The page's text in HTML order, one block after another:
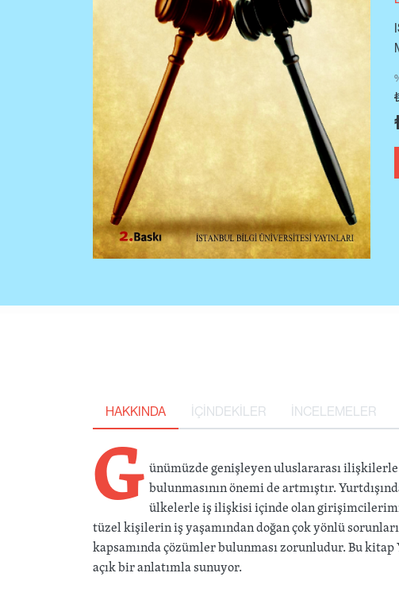
HAKKINDA İÇİNDEKİLER İNCELEMELER
Günümüzde genişleyen uluslararası
bulunmasının önemi de artmıştır.
ülkelerle iş ilişkisi içinde olan
tüzel kişilerin iş yaşamından doğan çok yönlü
kapsamında çözümler bulunması zorunludur. Bu kitap
açık bir anlatımla sunuyor.